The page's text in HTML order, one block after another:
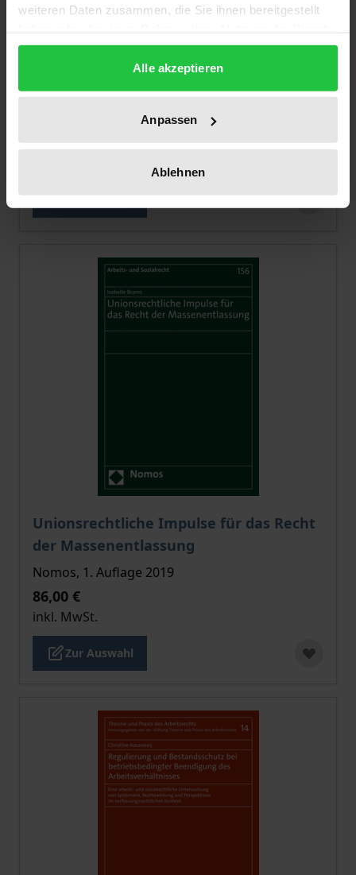
weiteren Daten zusammen, die Sie ihnen bereitgestellt
gesammelt haben.
Alle akzeptieren
Anpassen
Ablehnen
Die Bindung der Arbeitsvertragsparteien
an arbeitsrechtliche Inhalte in
Verbandsordnungen
Nomos, 1. Auflage 2019
92,00 €
Zur Auswahl
Unionsrechtliche Impulse für das Recht
der Massenentlassung
Der Preis dieses Titels richtet sich nach der
Nomos, 1. Auflage 2019
86,00 €
inkl. MwSt.
Zur Auswahl